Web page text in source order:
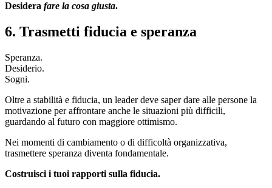
Desidera fare la cosa giusta.
6. Trasmetti fiducia e speranza
Speranza.
Desiderio.
Sogni.
Oltre a stabilità e fiducia, un leader deve saper dare alle persone la
motivazione per affrontare anche le situazioni più difficili,
guardando al futuro con maggiore ottimismo.
Nei momenti di cambiamento o di difficoltà organizzativa,
trasmettere speranza diventa fondamentale.
Costruisci i tuoi rapporti sulla fiducia.